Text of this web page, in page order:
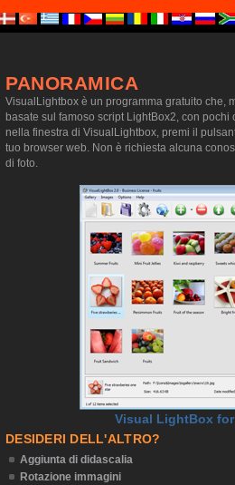
PANORAMICA
VisualLightbox è un programma gratuito che,
basate sul famoso script LightBox2, con
nella finestra di VisualLightbox, premi il
tuo browser web. Non è richiesta alcuna
di foto.
Visual LightBox
DESIDERI DELL'ALTRO?
Aggiunta di didascalia
Rotazione immagini